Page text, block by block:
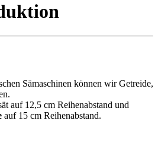
Sämaschinen können wir Getreide,
auf 12,5 cm Reihenabstand und
auf 15 cm Reihenabstand.